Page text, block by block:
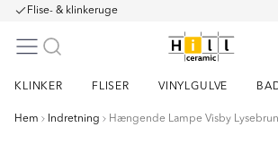
Flise- & klinkeruge
KLINKER FLISER VINYLGULVE
Hem Indretning Hængende Lampe Visby